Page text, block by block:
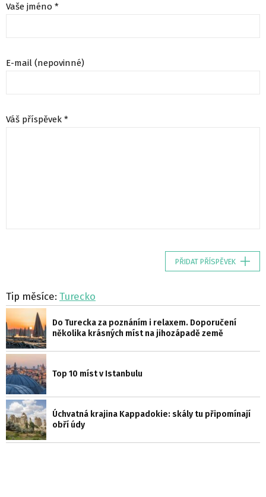
Vaše jméno *
E-mail (nepovinné)
Váš příspěvek *
PŘIDAT PŘÍSPĚVEK
Tip měsíce: Turecko
Do Turecka za poznáním i relaxem. Doporučení
několika krásných míst na jihozápadě země
Top 10 míst v Istanbulu
Úchvatná krajina Kappadokie: skály tu připomínají
obří údy